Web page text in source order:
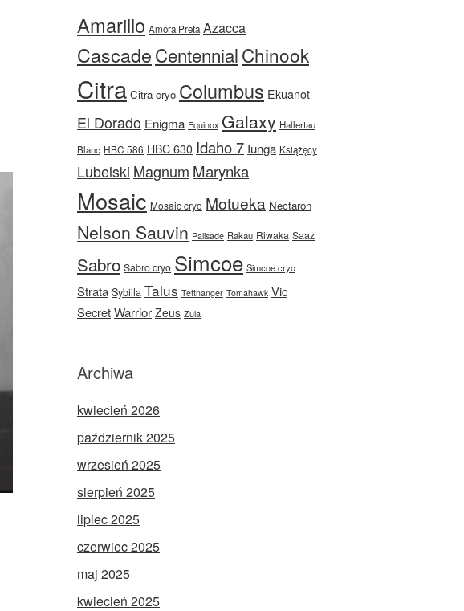
Amarillo Amora Preta Azacca
CascadeCentennialChinook
Citra Citra cryo Columbus Ekuanot
El Dorado Enigma Equinox Galaxy Hallertau
Blanc HBC 586 HBC 630 Idaho 7 Iunga Książęcy
Lubelski Magnum Marynka
Mosaic Mosaic cryo Motueka Nectaron
Nelson Sauvin Palisade Rakau Riwaka Saaz
Sabro Sabro cryo Simcoe Simcoe cryo
Strata Sybilla Talus Tettnanger Tomahawk Vic
SecretWarrior Zeus Zula
Archiwa
kwiecień 2026
październik 2025
wrzesień 2025
sierpień 2025
lipiec 2025
czerwiec 2025
maj 2025
kwiecień 2025